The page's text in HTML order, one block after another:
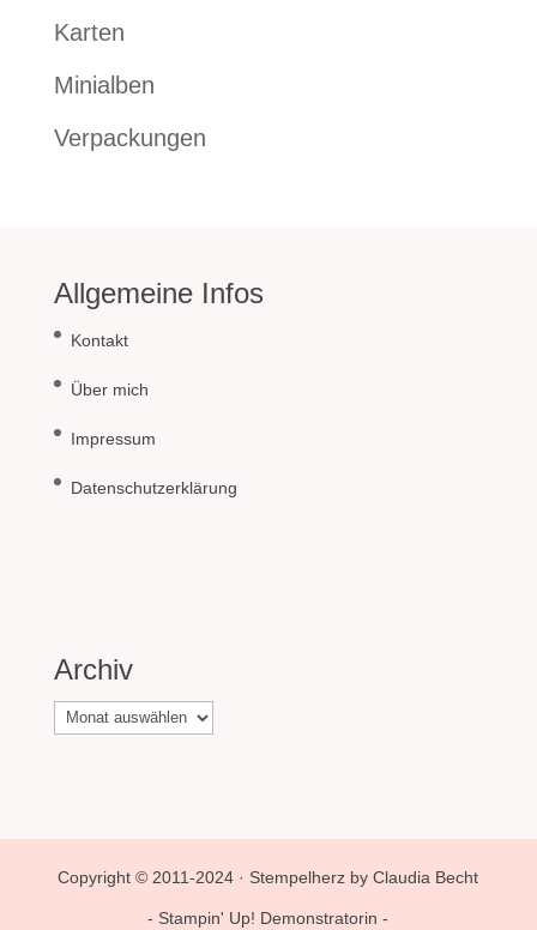
Karten
Minialben
Verpackungen
Allgemeine Infos
Kontakt
Über mich
Impressum
Datenschutzerklärung
Archiv
Archiv
Copyright © 2011-2024 · Stempelherz by Claudia Becht
- Stampin' Up! Demonstratorin -